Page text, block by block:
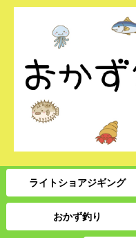
ライトショアジギング
おかず釣り